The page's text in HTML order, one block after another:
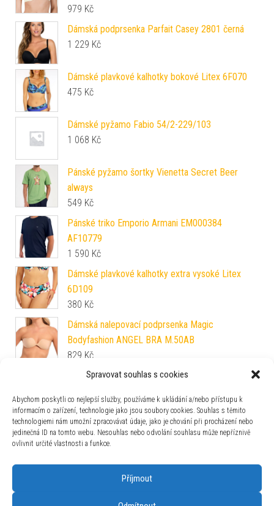
Spravovat souhlas s cookies
Abychom poskytli co nejlepší služby, používáme k ukládání a/nebo přístupu k
informacím o zařízení, technologie jako jsou soubory cookies. Souhlas s těmito
technologiemi nám umožní zpracovávat údaje, jako je chování při procházení nebo
jedinečná ID na tomto webu. Nesouhlas nebo odvolání souhlasu může nepříznivě
ovlivnit určité vlastnosti a funkce.
Příjmout
979 Kč
Dámská podprsenka Parfait Casey 2801 černá
1 229 Kč
Dámské plavkové kalhotky bokové Litex 6F070
475 Kč
Dámské pyžamo Fabio 54/2-229/103
1 068 Kč
Pánské pyžamo šortky Vienetta Secret Beer
always
549 Kč
Pánské triko Emporio Armani EM000384
AF10779
1 590 Kč
Dámské plavkové kalhotky extra vysoké Litex
6D109
380 Kč
Dámská nalepovací podprsenka Magic
Bodyfashion ANGEL BRA M.50AB
829 Kč
Dámské plavkové kalhotky string bokové Litex
525Kč
Dámské domácí šaty s tříčtvrtečním rukávem
Vienetta Secret Puntík